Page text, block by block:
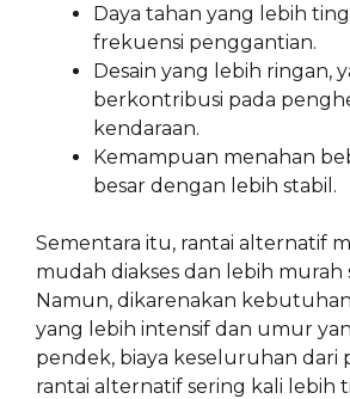
Daya tahan yang lebih
frekuensi penggantian.
Desain yang lebih ringan,
berkontribusi pada
kendaraan.
Kemampuan menahan
besar dengan lebih stabil.
Sementara itu, rantai alternatif
mudah diakses dan lebih murah
Namun, dikarenakan
yang lebih intensif dan umur
pendek, biaya keseluruhan dari
rantai alternatif sering kali lebih